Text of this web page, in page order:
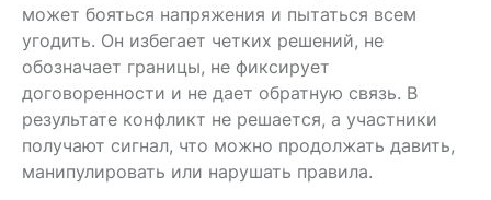
может бояться напряжения и пытаться всем
угодить. Он избегает четких решений, не
обозначает границы, не фиксирует
договоренности и не дает обратную связь. В
результате конфликт не решается, а участники
получают сигнал, что можно продолжать давить,
манипулировать или нарушать правила.